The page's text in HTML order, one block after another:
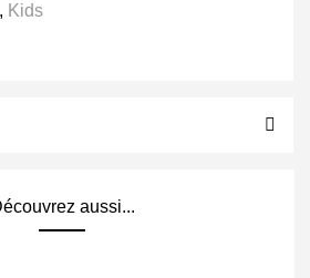
, Kids
aussi...